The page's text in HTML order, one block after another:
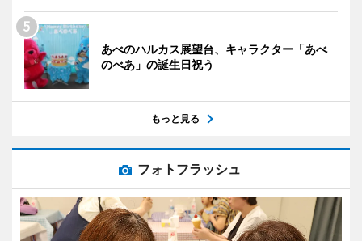
あべのハルカス展望台、キャラクター「あべ
のべあ」の誕生日祝う
もっと見る
フォトフラッシュ